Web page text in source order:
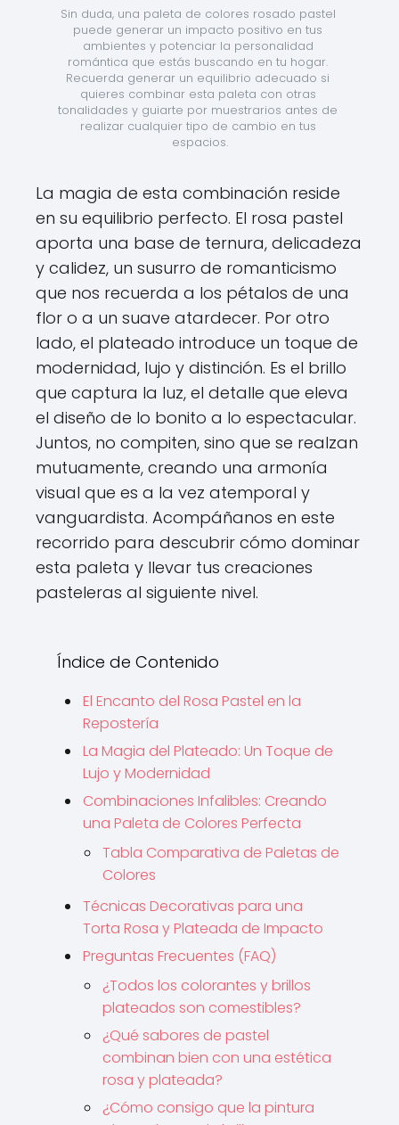
Sin duda, una paleta de colores rosado pastel
puede generar un impacto positivo en tus
ambientes y potenciar la personalidad
romántica que estás buscando en tu hogar.
Recuerda generar un equilibrio adecuado si
quieres combinar esta paleta con otras
tonalidades y guiarte por muestrarios antes de
realizar cualquier tipo de cambio en tus
espacios.
La magia de esta combinación reside
en su equilibrio perfecto. El rosa pastel
aporta una base de ternura, delicadeza
y calidez, un susurro de romanticismo
que nos recuerda a los pétalos de una
flor o a un suave atardecer. Por otro
lado, el plateado introduce un toque de
modernidad, lujo y distinción. Es el brillo
que captura la luz, el detalle que eleva
el diseño de lo bonito a lo espectacular.
Juntos, no compiten, sino que se realzan
mutuamente, creando una armonía
visual que es a la vez atemporal y
vanguardista. Acompáñanos en este
recorrido para descubrir cómo dominar
esta paleta y llevar tus creaciones
pasteleras al siguiente nivel.
Índice de Contenido
El Encanto del Rosa Pastel en la
Repostería
La Magia del Plateado: Un Toque de
Lujo y Modernidad
Combinaciones Infalibles: Creando
una Paleta de Colores Perfecta
Tabla Comparativa de Paletas de
Colores
Técnicas Decorativas para una
Torta Rosa y Plateada de Impacto
Preguntas Frecuentes (FAQ)
¿Todos los colorantes y brillos
plateados son comestibles?
¿Qué sabores de pastel
combinan bien con una estética
rosa y plateada?
¿Cómo consigo que la pintura